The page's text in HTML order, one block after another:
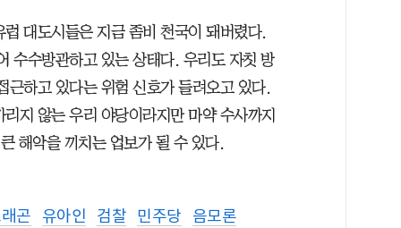
대도시들은 지금 좀비 천국이 돼버렸다.
수수방관하고 있는 상태다. 우리도 자칫 방
근하고 있다는 위험 신호가 들려오고 있다.
지 않는 우리 야당이라지만 마약 수사까지
해악을 끼치는 업보가 될 수 있다.
곤 유아인 검찰 민주당
음모론